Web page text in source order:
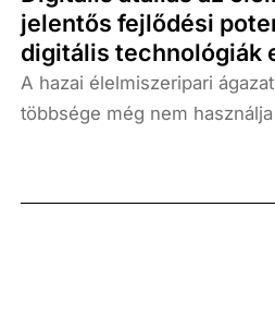
jelentős fejlődési
digitális technológiák
A hazai élelmiszeripari
többsége még nem
fel ennek jelentőségét –